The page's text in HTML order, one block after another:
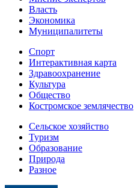
Власть
Экономика
Муниципалитеты
Спорт
Интерактивная карта
Здравоохранение
Культура
Общество
Костромское землячество
Сельское хозяйство
Туризм
Образование
Природа
Разное